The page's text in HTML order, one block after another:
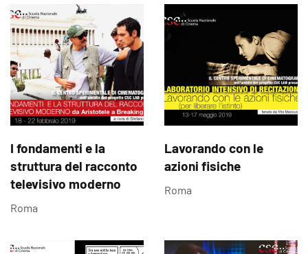
I fondamenti e la
struttura del racconto
televisivo moderno
Roma
Lavorando con le
azioni fisiche
Roma